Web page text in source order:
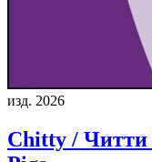
изд. 2026
Chitty / Читти